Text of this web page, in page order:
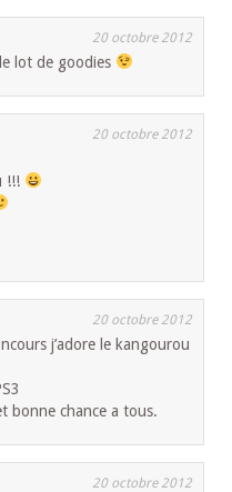
20 octobre 2012
lot de goodies
20 octobre 2012
!!!
20 octobre 2012
j’adore le kangourou
bonne chance a tous.
20 octobre 2012